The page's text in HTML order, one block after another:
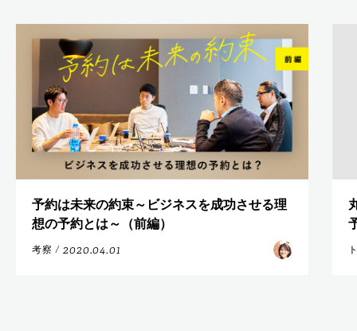
予約は未来の約束～ビジネスを成功させる理
想の予約とは～（前編）
考察 / 2020.04.01